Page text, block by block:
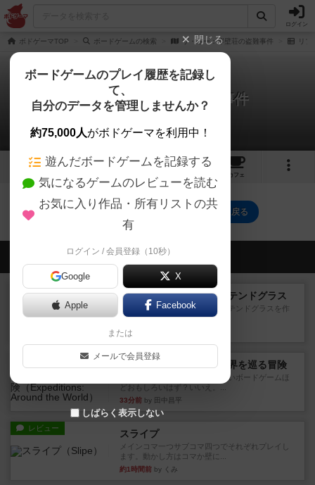
ログイン
ボドゲーマTOP ボードゲームの検索 ザ・キー：岸壁荘の盗難事件 リプ
ザ・キー：岸壁荘の盗難事件
0件のリプレイ日記
4 8
カフェ
ザ・キー：岸壁荘の盗難事件のトップに戻る
会員の新しい投稿
レビュー アズール：シントラのステンドグラス
大好きなアズールシリーズ。ステンドグラスを作
っていきます✨1部より自由...
2分前
エクスペディション：世界を巡る冒険
クラマー氏の不朽の名作。新しいボードゲームほ
どおもしろいはず？いいえ。...
33分前 by 田中昌平
レビュー スライプ
メインコマ一つサブコマ四つでそれぞれプレイし
ます。動かし方はコマか壁に...
約1時間前 by くみ
閉じる
ボードゲームのプレイ履歴を記録し
て、
自分のデータを管理しませんか？
約75,000人がボドゲーマを利用中！
遊んだボードゲームを記録する
気になるゲームのレビューを読む
お気に入り作品・所有リストの共
有
ログイン / 会員登録（10秒）
Google X
Apple Facebook
または
メールで会員登録
しばらく表示しない